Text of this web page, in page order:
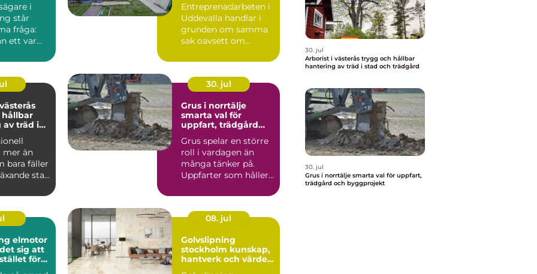
i
står
fråga:
ett varmt
Entreprenadarbeten i
Uddevalla handlar i
grunden om samma
sak oavsett om
privatperson, ...
av träd i
mer än
bara fäller
stad
30. jul
Grus i norrtälje
smarta val för
uppfart, trädgård
Grus spelar en större
roll i vardagen än
många tänker på.
Uppfarter som håller
elmotor
sig att
för
08. jul
Golvslipning
stockholm kunskap,
hantverk och värde i
30. jul
Arborist i västerås trygg och hållbar
hantering av träd i stad och trädgård
30. jul
Grus i norrtälje smarta val för uppfart,
trädgård och byggprojekt